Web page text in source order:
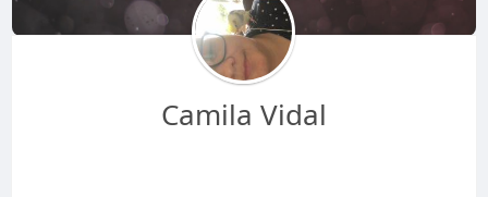
Camila Vidal